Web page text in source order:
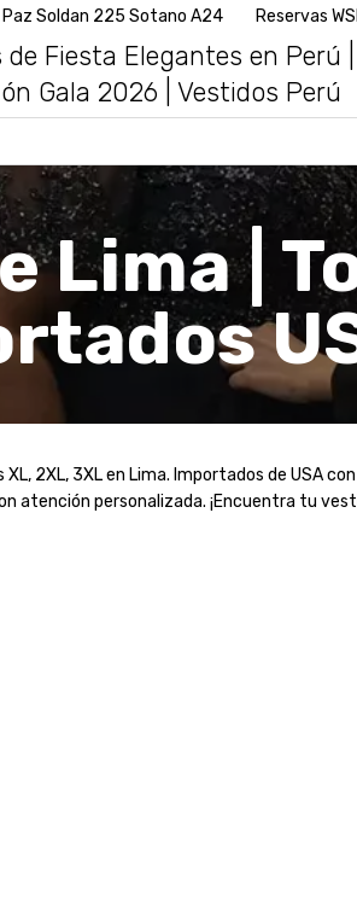
225 Sotano A24 Reservas WSP
Fiesta Elegantes en Perú |
Gala 2026 | Vestidos Perú
Plus Size Lima | Todas las Tallas | Importados USA
|
2XL, 3XL en Lima. Importados de USA
atención personalizada. ¡Encuentra tu